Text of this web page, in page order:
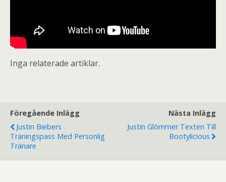
Inga relaterade artiklar.
Föregående Inlägg
Justin Biebers
Träningspass Med Personlig
Tränare
Nästa Inlägg
Justin Glömmer Texten Till
Bootylicious